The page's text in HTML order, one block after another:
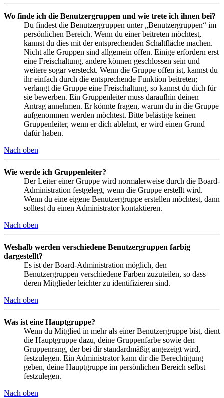
Wo finde ich die Benutzergruppen und wie trete ich ihnen bei?
Du findest die Benutzergruppen unter „Benutzergruppen“ im
persönlichen Bereich. Wenn du einer beitreten möchtest,
kannst du dies mit der entsprechenden Schaltfläche machen.
Nicht alle Gruppen sind allgemein offen. Einige erfordern erst
eine Freischaltung, andere können geschlossen sein und
weitere sogar versteckt. Wenn die Gruppe offen ist, kannst du
ihr einfach durch die entsprechende Funktion beitreten;
verlangt die Gruppe eine Freischaltung, so kannst du dich für
sie bewerben. Ein Gruppenleiter muss daraufhin deinen
Antrag annehmen. Er könnte fragen, warum du in die Gruppe
aufgenommen werden möchtest. Bitte belästige keinen
Gruppenleiter, wenn er dich ablehnt, er wird einen Grund
dafür haben.
Nach oben
Wie werde ich Gruppenleiter?
Der Leiter einer Gruppe wird normalerweise durch die Board-
Administration festgelegt, wenn die Gruppe erstellt wird.
Wenn du eine eigene Benutzergruppe erstellen möchtest, dann
solltest du einen Administrator kontaktieren.
Nach oben
Weshalb werden verschiedene Benutzergruppen farbig
dargestellt?
Es ist der Board-Administration möglich, den
Benutzergruppen verschiedene Farben zuzuteilen, so dass
deren Mitglieder leichter zu identifizieren sind.
Nach oben
Was ist eine Hauptgruppe?
Wenn du Mitglied in mehr als einer Benutzergruppe bist, dient
die Hauptgruppe dazu, deine Gruppenfarbe sowie den
Gruppenrang, der bei dir standardmäßig angezeigt wird,
festzulegen. Ein Administrator kann dir die Berechtigung
geben, deine Hauptgruppe im persönlichen Bereich selbst
festzulegen.
Nach oben